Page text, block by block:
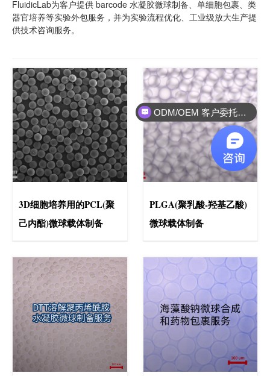
FluidicLab为客户提供 barcode 水凝胶微球制备、单细胞包裹、类
器官培养等实验外包服务，并为实验流程优化、工业级放大生产提
供技术咨询服务。
3D细胞培养用的PCL(聚
己内酯)微球载体制备
PLGA(聚乳酸-羟基乙酸)
微球载体制备
ODM/OEM 客户委托设备研发制造